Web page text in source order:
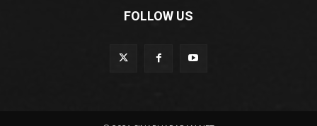
FOLLOW US